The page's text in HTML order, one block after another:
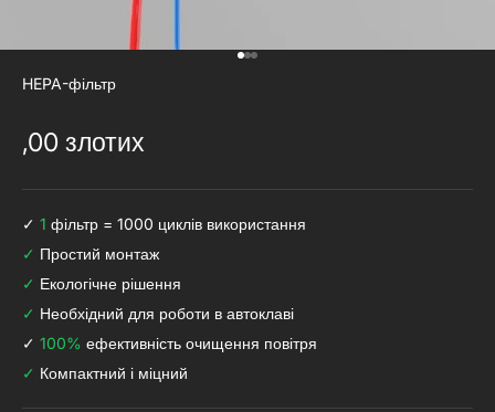
HEPA-фільтр
Акційна ціна 123
,00 злотих
✓ 1 фільтр = 1000 циклів використання
✓ Простий монтаж
✓ Екологічне рішення
✓ Необхідний для роботи в автоклаві
✓ 100% ефективність очищення повітря
✓ Компактний і міцний